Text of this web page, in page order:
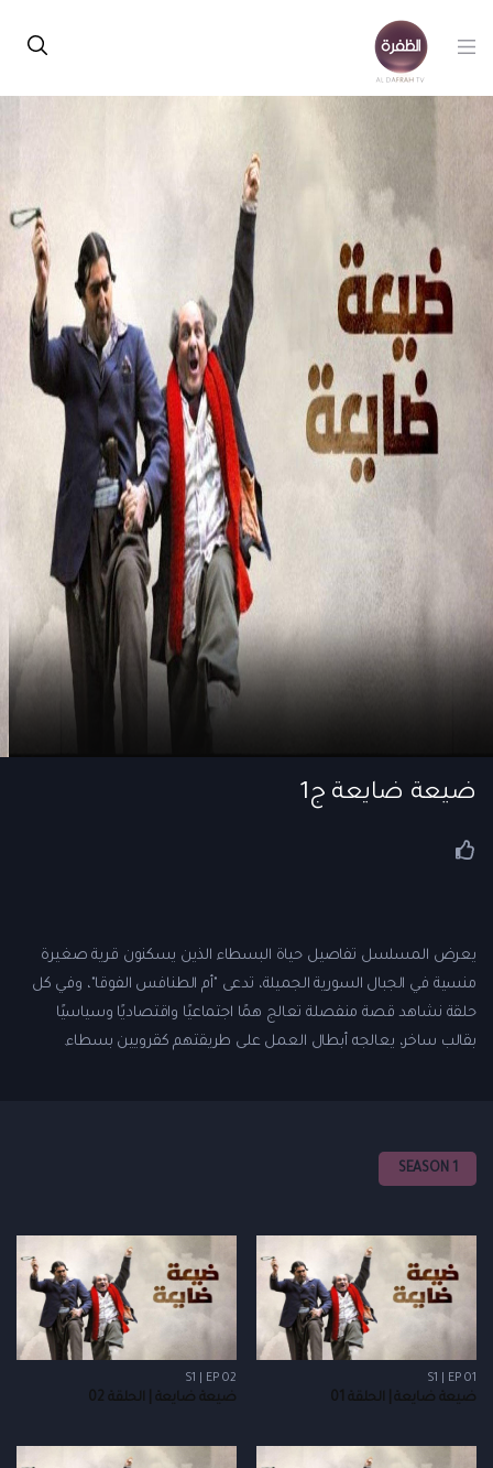
ضيعة ضايعة ج1
يعرض المسلسل تفاصيل حياة البسطاء الذين يسكنون قرية صغيرة
منسية في الجبال السورية الجميلة، تدعى "أم الطنافس الفوقا"، وفي كل
حلقة نشاهد قصة منفصلة تعالج همًا اجتماعيًا واقتصاديًا وسياسيًا
بقالب ساخر، يعالجه أبطال العمل على طريقتهم كقرويين بسطاء.
SEASON 1
S1 | EP 01
ضيعة ضايعة | الحلقة 01
S1 | EP 02
ضيعة ضايعة | الحلقة 02